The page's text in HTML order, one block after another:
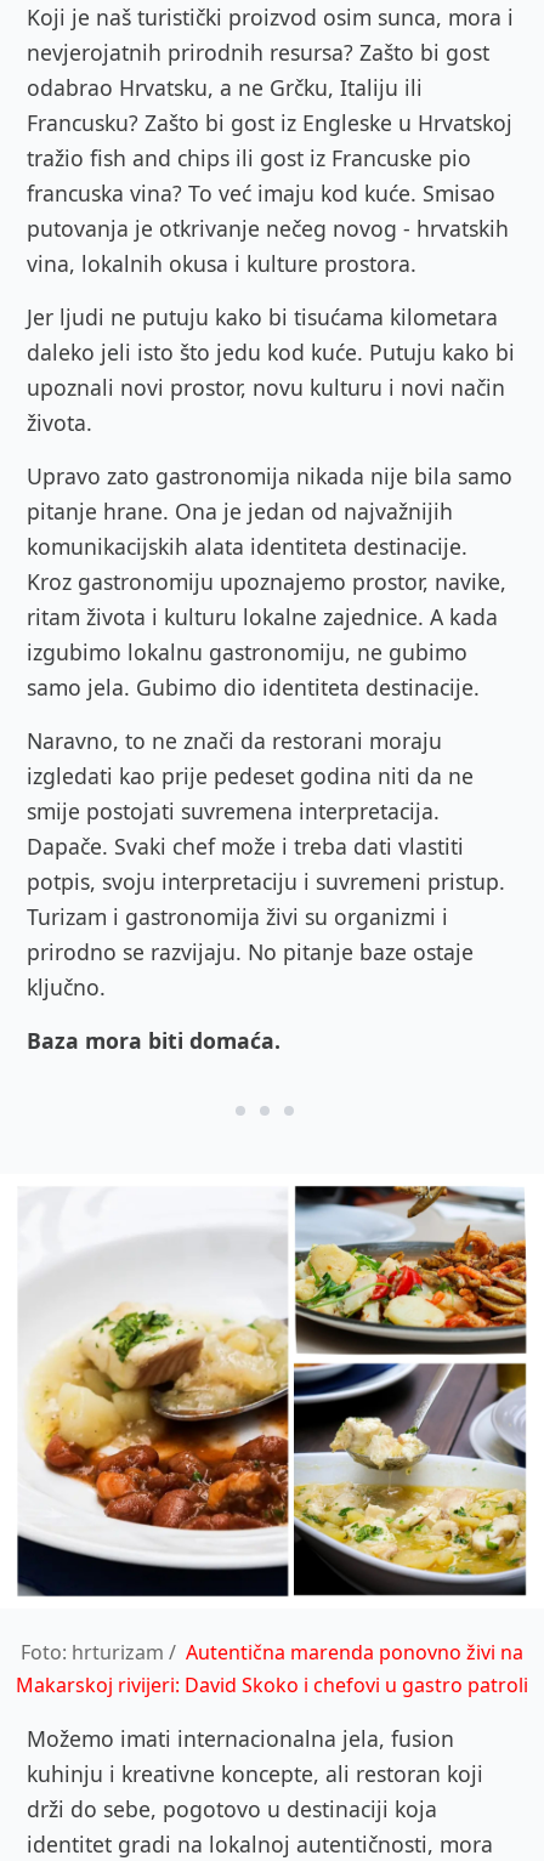
Koji je naš turistički proizvod osim sunca, mora i
nevjerojatnih prirodnih resursa? Zašto bi gost
odabrao Hrvatsku, a ne Grčku, Italiju ili
Francusku? Zašto bi gost iz Engleske u Hrvatskoj
tražio fish and chips ili gost iz Francuske pio
francuska vina? To već imaju kod kuće. Smisao
putovanja je otkrivanje nečeg novog - hrvatskih
vina, lokalnih okusa i kulture prostora.
Jer ljudi ne putuju kako bi tisućama kilometara
daleko jeli isto što jedu kod kuće. Putuju kako bi
upoznali novi prostor, novu kulturu i novi način
života.
Upravo zato gastronomija nikada nije bila samo
pitanje hrane. Ona je jedan od najvažnijih
komunikacijskih alata identiteta destinacije.
Kroz gastronomiju upoznajemo prostor, navike,
ritam života i kulturu lokalne zajednice. A kada
izgubimo lokalnu gastronomiju, ne gubimo
samo jela. Gubimo dio identiteta destinacije.
Naravno, to ne znači da restorani moraju
izgledati kao prije pedeset godina niti da ne
smije postojati suvremena interpretacija.
Dapače. Svaki chef može i treba dati vlastiti
potpis, svoju interpretaciju i suvremeni pristup.
Turizam i gastronomija živi su organizmi i
prirodno se razvijaju. No pitanje baze ostaje
ključno.
Baza mora biti domaća.
Foto: hrturizam / Autentična marenda ponovno živi na
Makarskoj rivijeri: David Skoko i chefovi u gastro patroli
Možemo imati internacionalna jela, fusion
kuhinju i kreativne koncepte, ali restoran koji
drži do sebe, pogotovo u destinaciji koja
identitet gradi na lokalnoj autentičnosti, mora